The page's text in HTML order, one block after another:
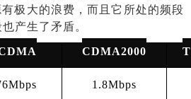
极大的浪费，而且它所处的频段
产生了矛盾。
CDMA2000
1.8Mbps